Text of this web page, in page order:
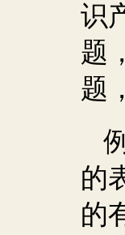
识
题
题
的
的